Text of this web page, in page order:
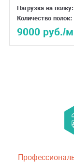
Нагрузка на полку:
Количество полок:
9000 руб./м